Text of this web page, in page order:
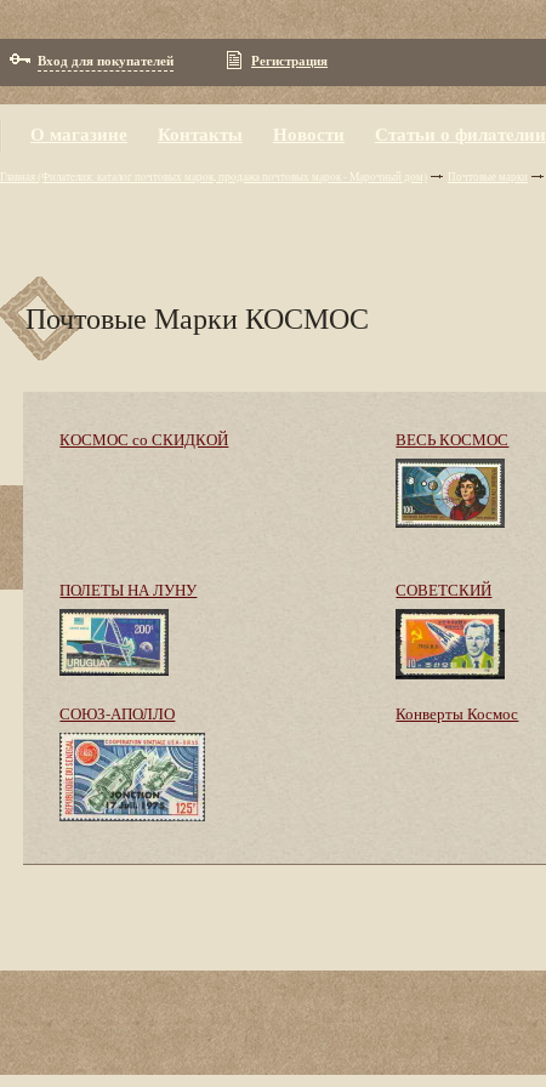
Вход для покупателей Регистрация
О магазине Контакты Новости Статьи о филaтeлии
Главная (Филaтeлия: кaтaлoг пoчтoвых мaрoк, пpoдaжa пoчтoвых мaрoк - Maрoчный дoм) Почтовые марки
Почтовые Марки КОСМОС
КОСМОС со СКИДКОЙ ВЕСЬ КОСМОС
ПОЛЕТЫ НА ЛУНУ СОВЕТСКИЙ
СОЮЗ-АПОЛЛО Конверты Космос